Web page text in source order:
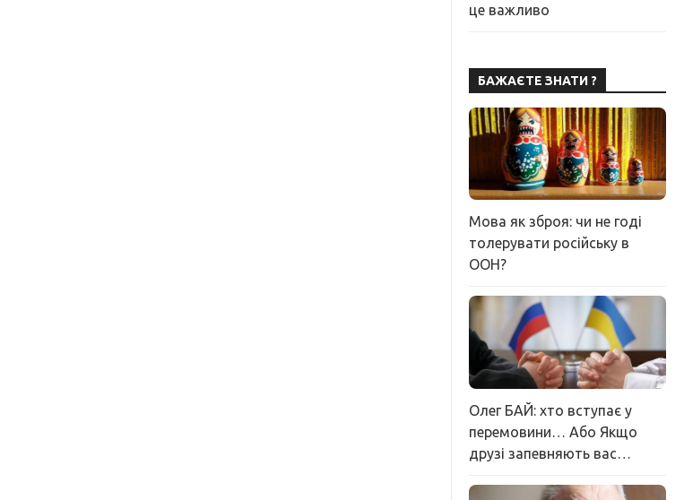
це важливо
БАЖАЄТЕ ЗНАТИ ?
Мова як зброя: чи не годі
толерувати російську в
ООН?
Олег БАЙ: хто вступає у
перемовини… Або Якщо
друзі запевняють вас…